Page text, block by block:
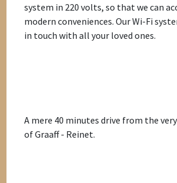
system in 220 volts, so that we can
modern conveniences. Our Wi-Fi
in touch with all your loved ones.
A mere 40 minutes drive from the
of Graaff - Reinet.